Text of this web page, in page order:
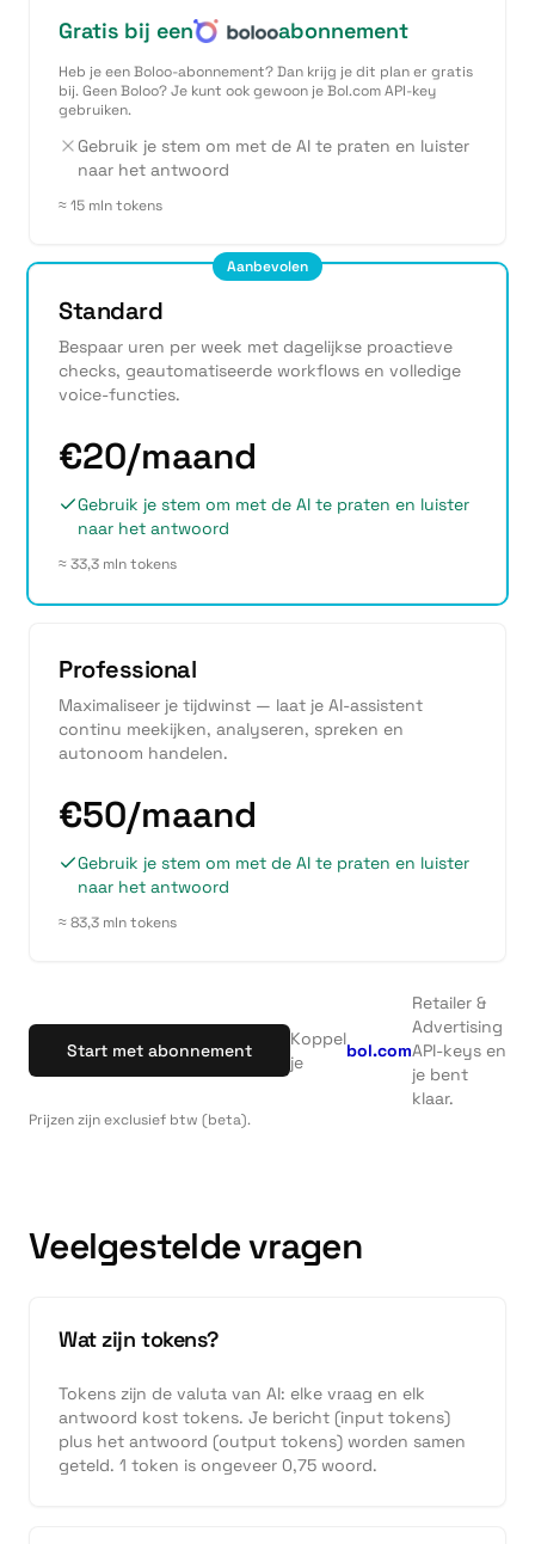
Gratis bij een abonnement
Heb je een Boloo-abonnement? Dan krijg je dit plan er gratis
bij. Geen Boloo? Je kunt ook gewoon je Bol.com API-key
gebruiken.
Gebruik je stem om met de AI te praten en luister
naar het antwoord
≈ 15 mln tokens
Aanbevolen
Standard
Bespaar uren per week met dagelijkse proactieve
checks, geautomatiseerde workflows en volledige
voice-functies.
€20/maand
Gebruik je stem om met de AI te praten en luister
naar het antwoord
≈ 33,3 mln tokens
Professional
Maximaliseer je tijdwinst — laat je AI-assistent
continu meekijken, analyseren, spreken en
autonoom handelen.
€50/maand
Gebruik je stem om met de AI te praten en luister
naar het antwoord
≈ 83,3 mln tokens
Start met abonnement
Koppel
je
bol.com
Retailer &
Advertising
API-keys en
je bent
klaar.
Prijzen zijn exclusief btw (beta).
Veelgestelde vragen
Wat zijn tokens?
Tokens zijn de valuta van AI: elke vraag en elk
antwoord kost tokens. Je bericht (input tokens)
plus het antwoord (output tokens) worden samen
geteld. 1 token is ongeveer 0,75 woord.